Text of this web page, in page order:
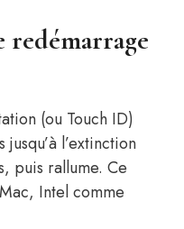
(ou Touch ID)
l’extinction
puis rallume. Ce
Intel comme